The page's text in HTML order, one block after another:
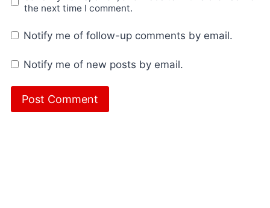
the next time I comment.
Notify me of follow-up comments by email.
Notify me of new posts by email.